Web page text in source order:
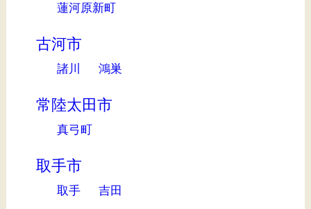
蓮河原新町
古河市
諸川 鴻巣
常陸太田市
真弓町
取手市
取手 吉田